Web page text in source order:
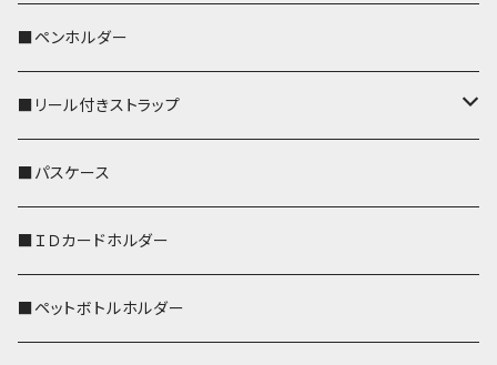
ペンギン
■ペンホルダー
■リール付きストラップ
リールのみ
ストラップ付
■パスケース
■ＩＤカードホルダー
■ペットボトルホルダー